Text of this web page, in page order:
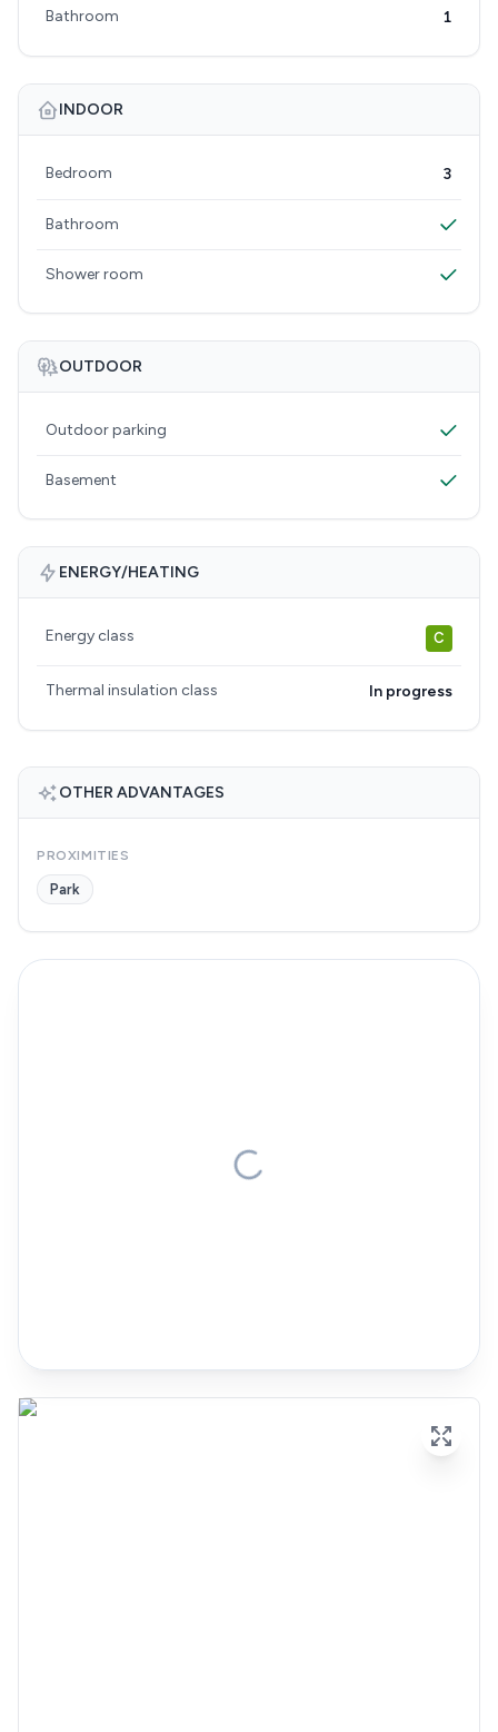
Bathroom 1
INDOOR
Bedroom 3
Bathroom
Shower room
OUTDOOR
Outdoor parking
Basement
ENERGY/HEATING
Energy class C
Thermal insulation class In progress
OTHER ADVANTAGES
PROXIMITIES
Park